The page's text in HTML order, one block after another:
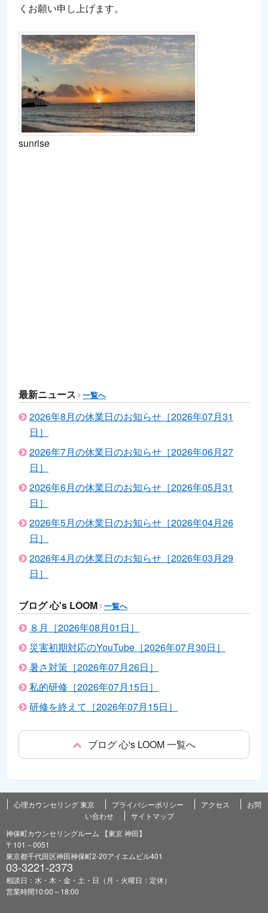
くお願い申し上げます。
sunrise
最新ニュース 一覧へ
2026年8月の休業日のお知らせ［2026年07月31
日］
2026年7月の休業日のお知らせ［2026年06月27
日］
2026年6月の休業日のお知らせ［2026年05月31
日］
2026年5月の休業日のお知らせ［2026年04月26
日］
2026年4月の休業日のお知らせ［2026年03月29
日］
ブログ 心's LOOM 一覧へ
８月［2026年08月01日］
災害初期対応のYouTube［2026年07月30日］
暑さ対策［2026年07月26日］
私的研修［2026年07月15日］
研修を終えて［2026年07月15日］
ブログ 心's LOOM 一覧へ
心理カウンセリング 東京 プライバシーポリシー アクセス
お問
い合わせ
サイトマップ
神保町カウンセリングルーム 【東京 神田】
〒101－0051
東京都千代田区神田神保町2-20アイエムビル401
03-3221-2373
相談日：水・木・金・土・日（月・火曜日：定休）
営業時間10:00～18:00